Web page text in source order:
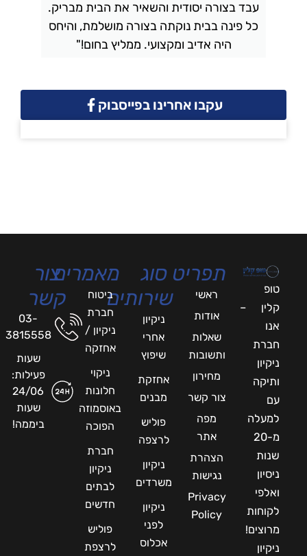
עבד בצורה יסודית והשאיר את הבית מבריק.
כל פינה בבית נוקתה בצורה מושלמת, והיחס
היה אדיב ומקצועי. ממליץ בחום!"
עקבו אחרינו בפייסבוק
טופ
קלין –
אנו
חברת
ניקיון
ותיקה
עם
למעלה
מ-20
שנות
ניסיון
ואלפי
לקוחות
מרוצים!
ניקיון
תפריט
ראשי
אודות
שאלות
ותשובות
מחירון
צור קשר
מפה
אתר
הצהרת
נגישות
Privacy
Policy
סוג
שירותים
ניקיון
אחרי
שיפוץ
אחזקת
מבנים
פוליש
לרצפה
ניקיון
משרדים
ניקיון
לפני
אכלוס
מאמרים
ביטוח
חברת
ניקיון /
אחזקה
ניקוי
חלונות
באוסמוזה
הפוכה
חברת
ניקיון
לבתים
חדשים
פוליש
לרצפת
צור
קשר
03-
3815558
שעות
פעילות:
24/06
שעות
ביממה!